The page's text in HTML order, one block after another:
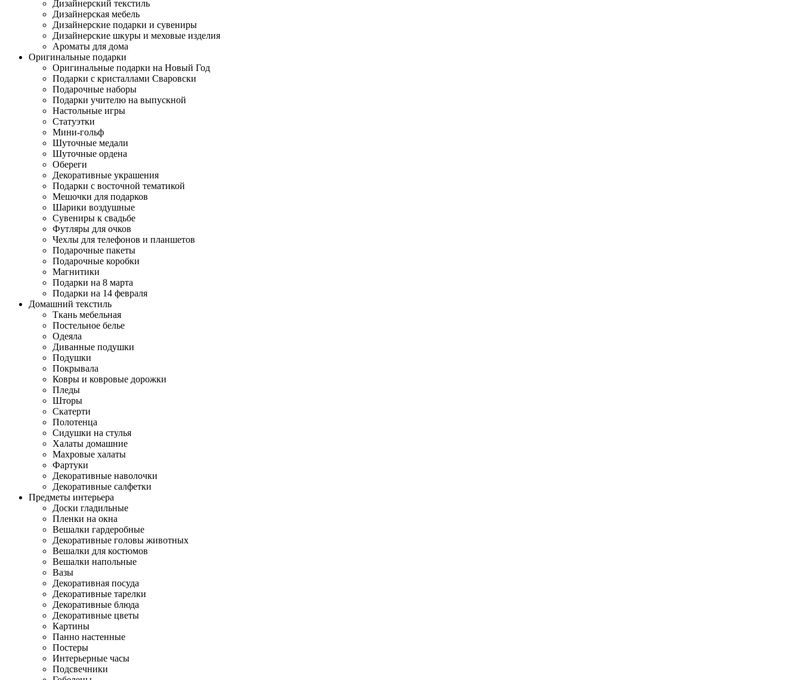
Дизайнерский текстиль
Дизайнерская мебель
Дизайнерские подарки и сувениры
Дизайнерские шкуры и меховые изделия
Ароматы для дома
Оригинальные подарки
Оригинальные подарки на Новый Год
Подарки с кристаллами Сваровски
Подарочные наборы
Подарки учителю на выпускной
Настольные игры
Статуэтки
Мини-гольф
Шуточные медали
Шуточные ордена
Обереги
Декоративные украшения
Подарки с восточной тематикой
Мешочки для подарков
Шарики воздушные
Сувениры к свадьбе
Футляры для очков
Чехлы для телефонов и планшетов
Подарочные пакеты
Подарочные коробки
Магнитики
Подарки на 8 марта
Подарки на 14 февраля
Домашний текстиль
Ткань мебельная
Постельное белье
Одеяла
Диванные подушки
Подушки
Покрывала
Ковры и ковровые дорожки
Пледы
Шторы
Скатерти
Полотенца
Сидушки на стулья
Халаты домашние
Махровые халаты
Фартуки
Декоративные наволочки
Декоративные салфетки
Предметы интерьера
Доски гладильные
Пленки на окна
Вешалки гардеробные
Декоративные головы животных
Вешалки для костюмов
Вешалки напольные
Вазы
Декоративная посуда
Декоративные тарелки
Декоративные блюда
Декоративные цветы
Картины
Панно настенные
Постеры
Интерьерные часы
Подсвечники